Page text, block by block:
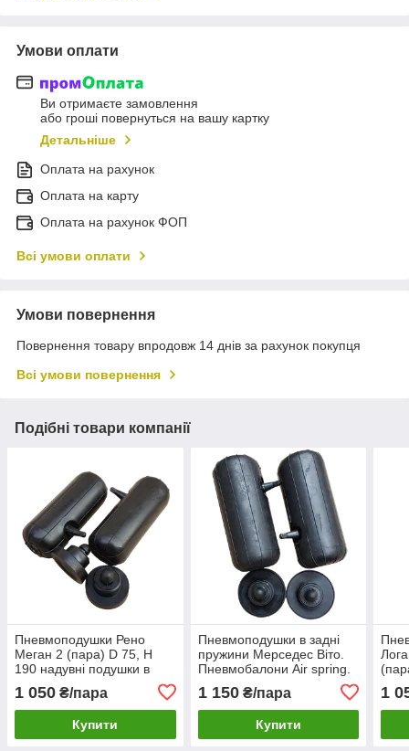
Умови оплати
Ви отримаєте замовлення
або гроші повернуться на вашу картку
Детальніше
Оплата на рахунок
Оплата на карту
Оплата на рахунок ФОП
Всі умови оплати
Умови повернення
Повернення товару впродовж 14 днів за рахунок покупця
Всі умови повернення
Подібні товари компанії
Пневмоподушки Рено
Меган 2 (пара) D 75, H
190 надувні подушки в
1 050 ₴/пара
Купити
Пневмоподушки в задні
пружини Мерседес Віто.
Пневмобалони Air spring.
1 150₴/пара
Купити
1